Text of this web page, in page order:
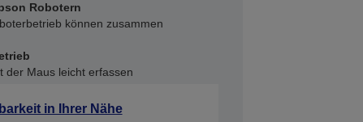
Robotern
können zusammen
der Maus leicht erfassen
in Ihrer Nähe